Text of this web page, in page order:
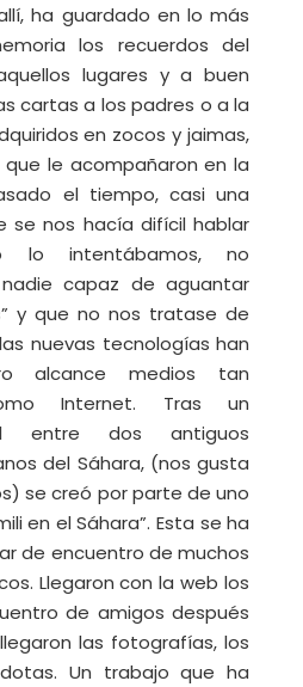
ha guardado en lo más
los recuerdos del
lugares y a buen
cartas a los padres o a la
en zocos y jaimas,
que le acompañaron en la
el tiempo, casi una
se nos hacía difícil hablar
lo intentábamos, no
capaz de aguantar
y que no nos tratase de
nuevas tecnologías han
alcance medios tan
Internet. Tras un
entre dos antiguos
del Sáhara, (nos gusta
se creó por parte de uno
en el Sáhara”. Esta se ha
de encuentro de muchos
Llegaron con la web los
de amigos después
las fotografías, los
Un trabajo que ha